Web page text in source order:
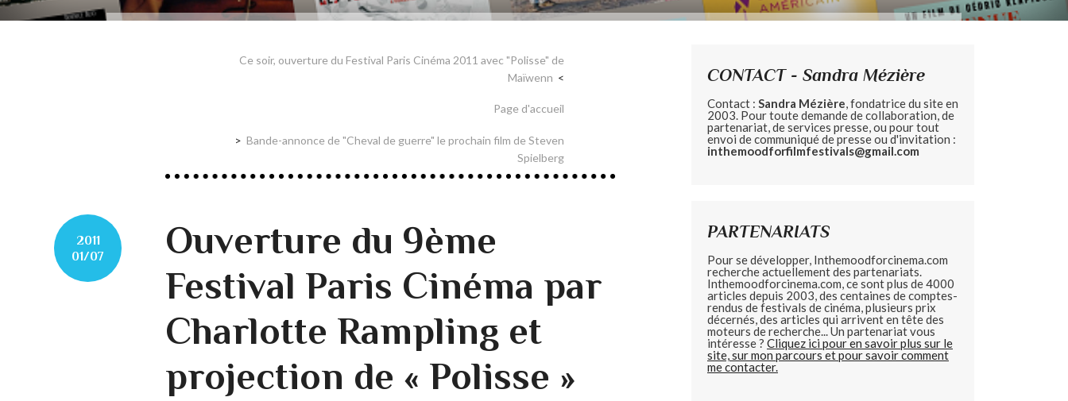
Ce soir, ouverture du Festival Paris Cinéma 2011 avec "Polisse" de
Maïwenn
Page d'accueil
Bande-annonce de "Cheval de guerre" le prochain film de Steven
Spielberg
2011
01/07
Ouverture du 9ème
Festival Paris Cinéma par
Charlotte Rampling et
projection de « Polisse »
CONTACT - Sandra Mézière
Contact : Sandra Mézière, fondatrice du site en
2003. Pour toute demande de collaboration, de
partenariat, de services presse, ou pour tout
envoi de communiqué de presse ou d'invitation :
inthemoodforfilmfestivals@gmail.com
PARTENARIATS
Pour se développer, Inthemoodforcinema.com
recherche actuellement des partenariats.
Inthemoodforcinema.com, ce sont plus de 4000
articles depuis 2003, des centaines de comptes-
rendus de festivals de cinéma, plusieurs prix
décernés, des articles qui arrivent en tête des
moteurs de recherche... Un partenariat vous
intéresse ? Cliquez ici pour en savoir plus sur le
site, sur mon parcours et pour savoir comment
me contacter.